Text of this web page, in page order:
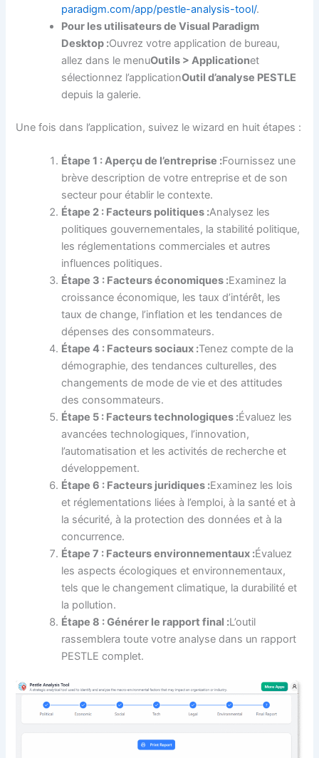
paradigm.com/app/pestle-analysis-tool/.
Pour les utilisateurs de Visual Paradigm
Desktop :Ouvrez votre application de bureau,
allez dans le menuOutils > Applicationet
sélectionnez l’applicationOutil d’analyse PESTLE
depuis la galerie.
Une fois dans l’application, suivez le wizard en huit étapes :
Étape 1 : Aperçu de l’entreprise :Fournissez une
brève description de votre entreprise et de son
secteur pour établir le contexte.
Étape 2 : Facteurs politiques :Analysez les
politiques gouvernementales, la stabilité politique,
les réglementations commerciales et autres
influences politiques.
Étape 3 : Facteurs économiques :Examinez la
croissance économique, les taux d’intérêt, les
taux de change, l’inflation et les tendances de
dépenses des consommateurs.
Étape 4 : Facteurs sociaux :Tenez compte de la
démographie, des tendances culturelles, des
changements de mode de vie et des attitudes
des consommateurs.
Étape 5 : Facteurs technologiques :Évaluez les
avancées technologiques, l’innovation,
l’automatisation et les activités de recherche et
développement.
Étape 6 : Facteurs juridiques :Examinez les lois
et réglementations liées à l’emploi, à la santé et à
la sécurité, à la protection des données et à la
concurrence.
Étape 7 : Facteurs environnementaux :Évaluez
les aspects écologiques et environnementaux,
tels que le changement climatique, la durabilité et
la pollution.
Étape 8 : Générer le rapport final :L’outil
rassemblera toute votre analyse dans un rapport
PESTLE complet.